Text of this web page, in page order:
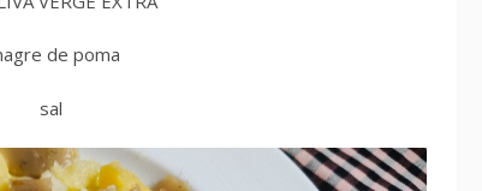
de poma
sal